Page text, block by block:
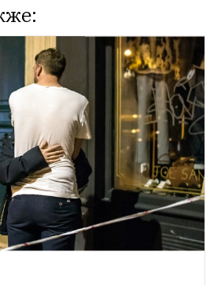
погибла одна
Общее число
наезда
людей превысило 80